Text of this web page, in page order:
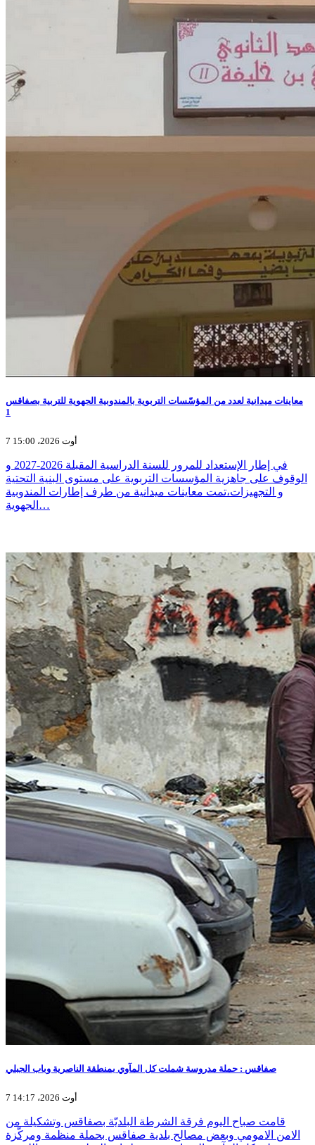
معاينات ميدانية لعدد من المؤسّسات التربوية بالمندوبية الجهوية للتربية بصفاقس
1
7 أوت 2026، 15:00
في إطار الإستعداد للمرور للسنة الدراسية المقبلة 2026-2027 و
الوقوف على جاهزية المؤسسات التربوية على مستوى البنية التحتية
و التجهيزات،تمت معاينات ميدانية من طرف إطارات المندوبية
الجهوية…
صفاقس : حملة مدروسة شملت كل المآوي بمنطقة الناصرية وباب الجبلي
7 أوت 2026، 14:17
قامت صباح اليوم فرقة الشرطة البلديّة بصفاقس وتشكيلة من
الامن الامومي وبعض مصالح بلدية صفاقس بحملة منظمة ومركّزة